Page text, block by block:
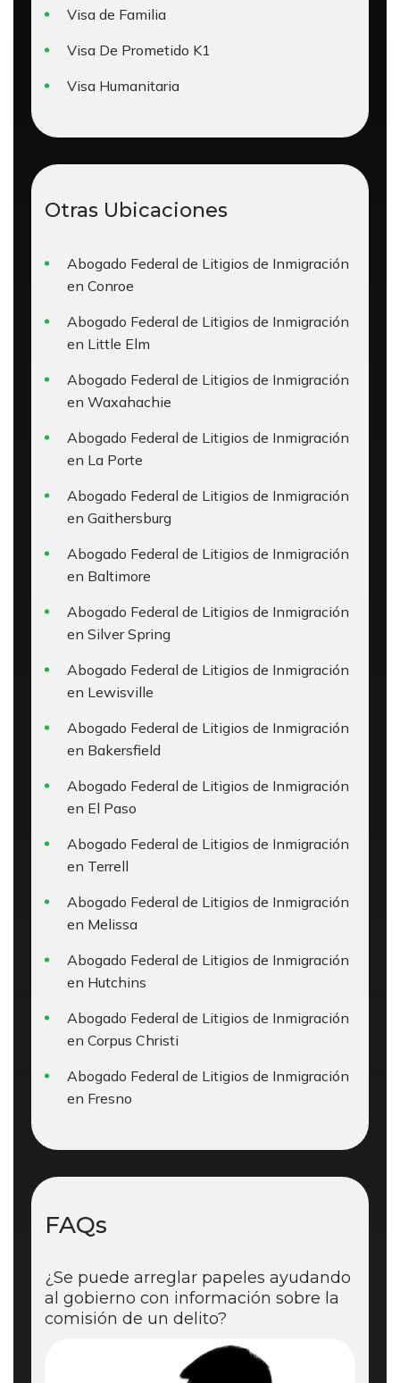
Visa de Familia
Visa De Prometido K1
Visa Humanitaria
Otras Ubicaciones
Abogado Federal de Litigios de Inmigración
en Conroe
Abogado Federal de Litigios de Inmigración
en Little Elm
Abogado Federal de Litigios de Inmigración
en Waxahachie
Abogado Federal de Litigios de Inmigración
en La Porte
Abogado Federal de Litigios de Inmigración
en Gaithersburg
Abogado Federal de Litigios de Inmigración
en Baltimore
Abogado Federal de Litigios de Inmigración
en Silver Spring
Abogado Federal de Litigios de Inmigración
en Lewisville
Abogado Federal de Litigios de Inmigración
en Bakersfield
Abogado Federal de Litigios de Inmigración
en El Paso
Abogado Federal de Litigios de Inmigración
en Terrell
Abogado Federal de Litigios de Inmigración
en Melissa
Abogado Federal de Litigios de Inmigración
en Hutchins
Abogado Federal de Litigios de Inmigración
en Corpus Christi
Abogado Federal de Litigios de Inmigración
en Fresno
FAQs
¿Se puede arreglar papeles ayudando
al gobierno con información sobre la
comisión de un delito?